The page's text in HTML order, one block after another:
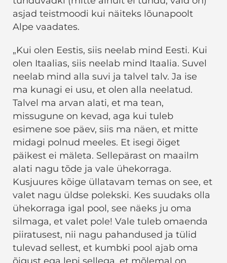
asjad teistmoodi kui näiteks lõunapoolt
Alpe vaadates.
„Kui olen Eestis, siis neelab mind Eesti. Kui
olen Itaalias, siis neelab mind Itaalia. Suvel
neelab mind alla suvi ja talvel talv. Ja ise
ma kunagi ei usu, et olen alla neelatud.
Talvel ma arvan alati, et ma tean,
missugune on kevad, aga kui tuleb
esimene soe päev, siis ma näen, et mitte
midagi polnud meeles. Et isegi õiget
päikest ei mäleta. Sellepärast on maailm
alati nagu tõde ja vale ühekorraga.
Kusjuures kõige üllatavam temas on see, et
valet nagu üldse polekski. Kes suudaks olla
ühekorraga igal pool, see näeks ju oma
silmaga, et valet pole! Vale tuleb omaenda
piiratusest, nii nagu pahandused ja tülid
tulevad sellest, et kumbki pool ajab oma